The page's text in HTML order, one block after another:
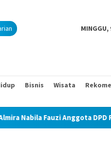
MINGGU,
Bisnis Wisata
DPD RI Buka